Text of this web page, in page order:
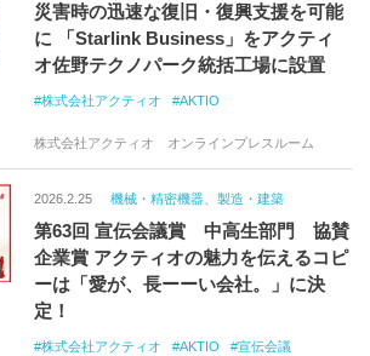
災害時の迅速な復旧・復興支援を可能
に 「Starlink Business」をアクティ
オ佐野テクノパーク統括工場に設置
株式会社アクティオ AKTIO
株式会社アクティオ オンラインプレスルーム
2026.2.25 機械・精密機器、製造・建築
第63回 宣伝会議賞 中高生部門 協賛
企業賞 アクティオの魅力を伝えるコピ
ーは「愛が、長ーーい会社。」に決
定！
株式会社アクティオ AKTIO 宣伝会議